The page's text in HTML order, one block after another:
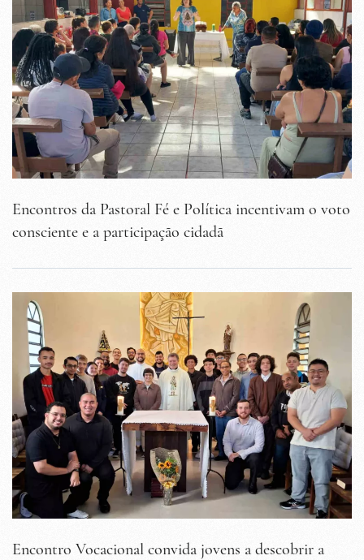
Encontros da Pastoral Fé e Política incentivam o voto
consciente e a participação cidadã
Encontro Vocacional convida jovens a descobrir a